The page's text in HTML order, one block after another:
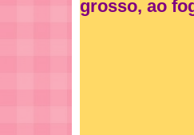
grosso, ao